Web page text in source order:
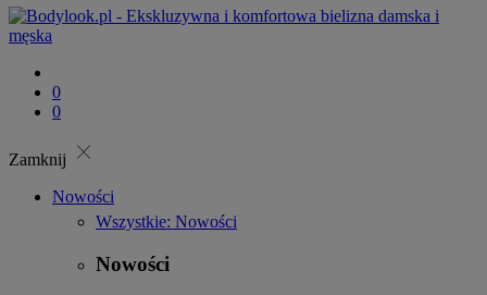
0
0
Zamknij close
Nowości
Wszystkie: Nowości
Nowości